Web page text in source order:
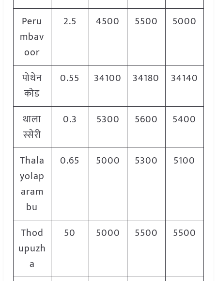
Peru
mbav
oor
2.5 4500 5500 5000
पोथेन
कोड
0.55 34100 34180 34140
थाला
स्सेरी
0.3 5300 5600 5400
Thala
yolap
aram
bu
0.65 5000 5300 5100
Thod
upuzh
a
50 5000 5500 5500